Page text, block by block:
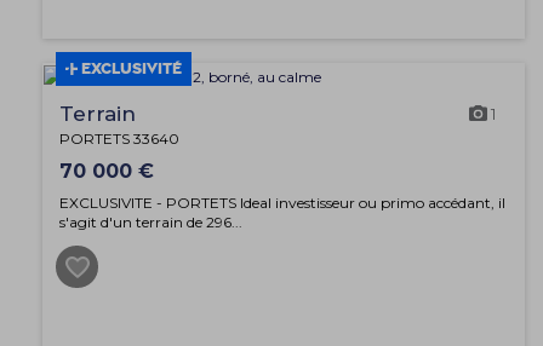
EXCLUSIVITÉ
Terrain 1
PORTETS 33640
70 000 €
EXCLUSIVITE - PORTETS Ideal investisseur ou primo accédant, il
s'agit d'un terrain de 296...